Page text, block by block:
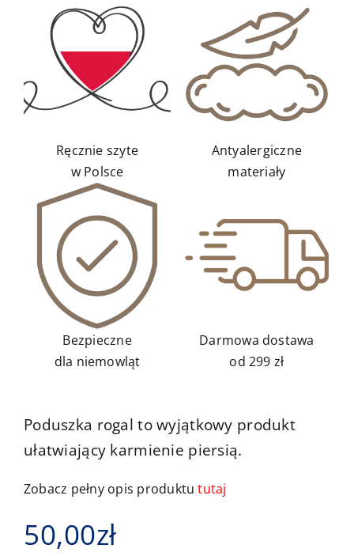
Kontakt
Ręcznie szyte
w Polsce
Antyalergiczne
materiały
Bezpieczne
dla niemowląt
Darmowa dostawa
od 299 zł
Poduszka rogal to wyjątkowy produkt
ułatwiający karmienie piersią.
Zobacz pełny opis produktututaj
50,00zł